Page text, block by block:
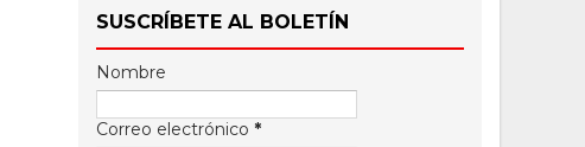
SUSCRÍBETE AL BOLETÍN
Nombre
Correo electrónico *